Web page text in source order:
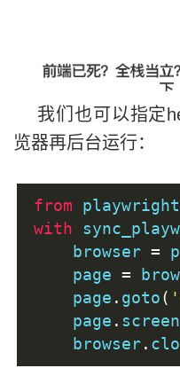
我们也可以指定
览器再后台运行：
from playwright
with
    browser
= p
    page
=
    page
. goto(
    page
.
    browser
.